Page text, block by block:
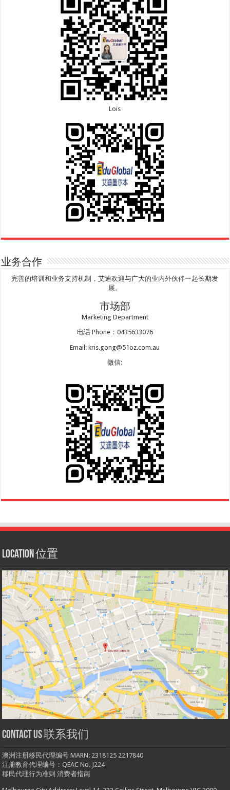
Lois
业务合作
完善的培训和业务支持机制，艾迪欢迎与广大的业内外伙伴一起长期发
展。
市场部
Marketing Department
电话 Phone：0435633076
Email: kris.gong@51oz.com.au
微信:
Location 位置
Contact us 联系我们
澳洲注册移民代理编号 MARN: 2318125 2217840
注册教育代理编号：QEAC No. J224
移民代理行为准则 消费者指南